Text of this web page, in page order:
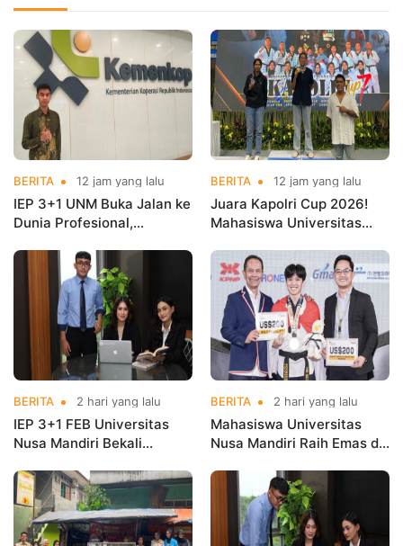
BERITA 12 jam yang lalu
IEP 3+1 UNM Buka Jalan ke
Dunia Profesional,
Kementerian Koperasi
BERITA 12 jam yang lalu
Juara Kapolri Cup 2026!
Mahasiswa Universitas
Nama Kampus di Kejurnas
Taekwondo
BERITA 2 hari yang lalu
IEP 3+1 FEB Universitas
Nusa Mandiri Bekali
Kerja Sebelum Lulus
BERITA 2 hari yang lalu
Mahasiswa Universitas
Nusa Mandiri Raih Emas di
Indonesia Open
Championships 2026